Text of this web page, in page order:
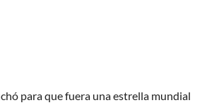
para que fuera una estrella mundial